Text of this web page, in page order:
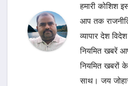
हमारी कोशिश
आप तक
व्यापार देश
नियमित खबरें
नियमित खबरों
साथ। जय